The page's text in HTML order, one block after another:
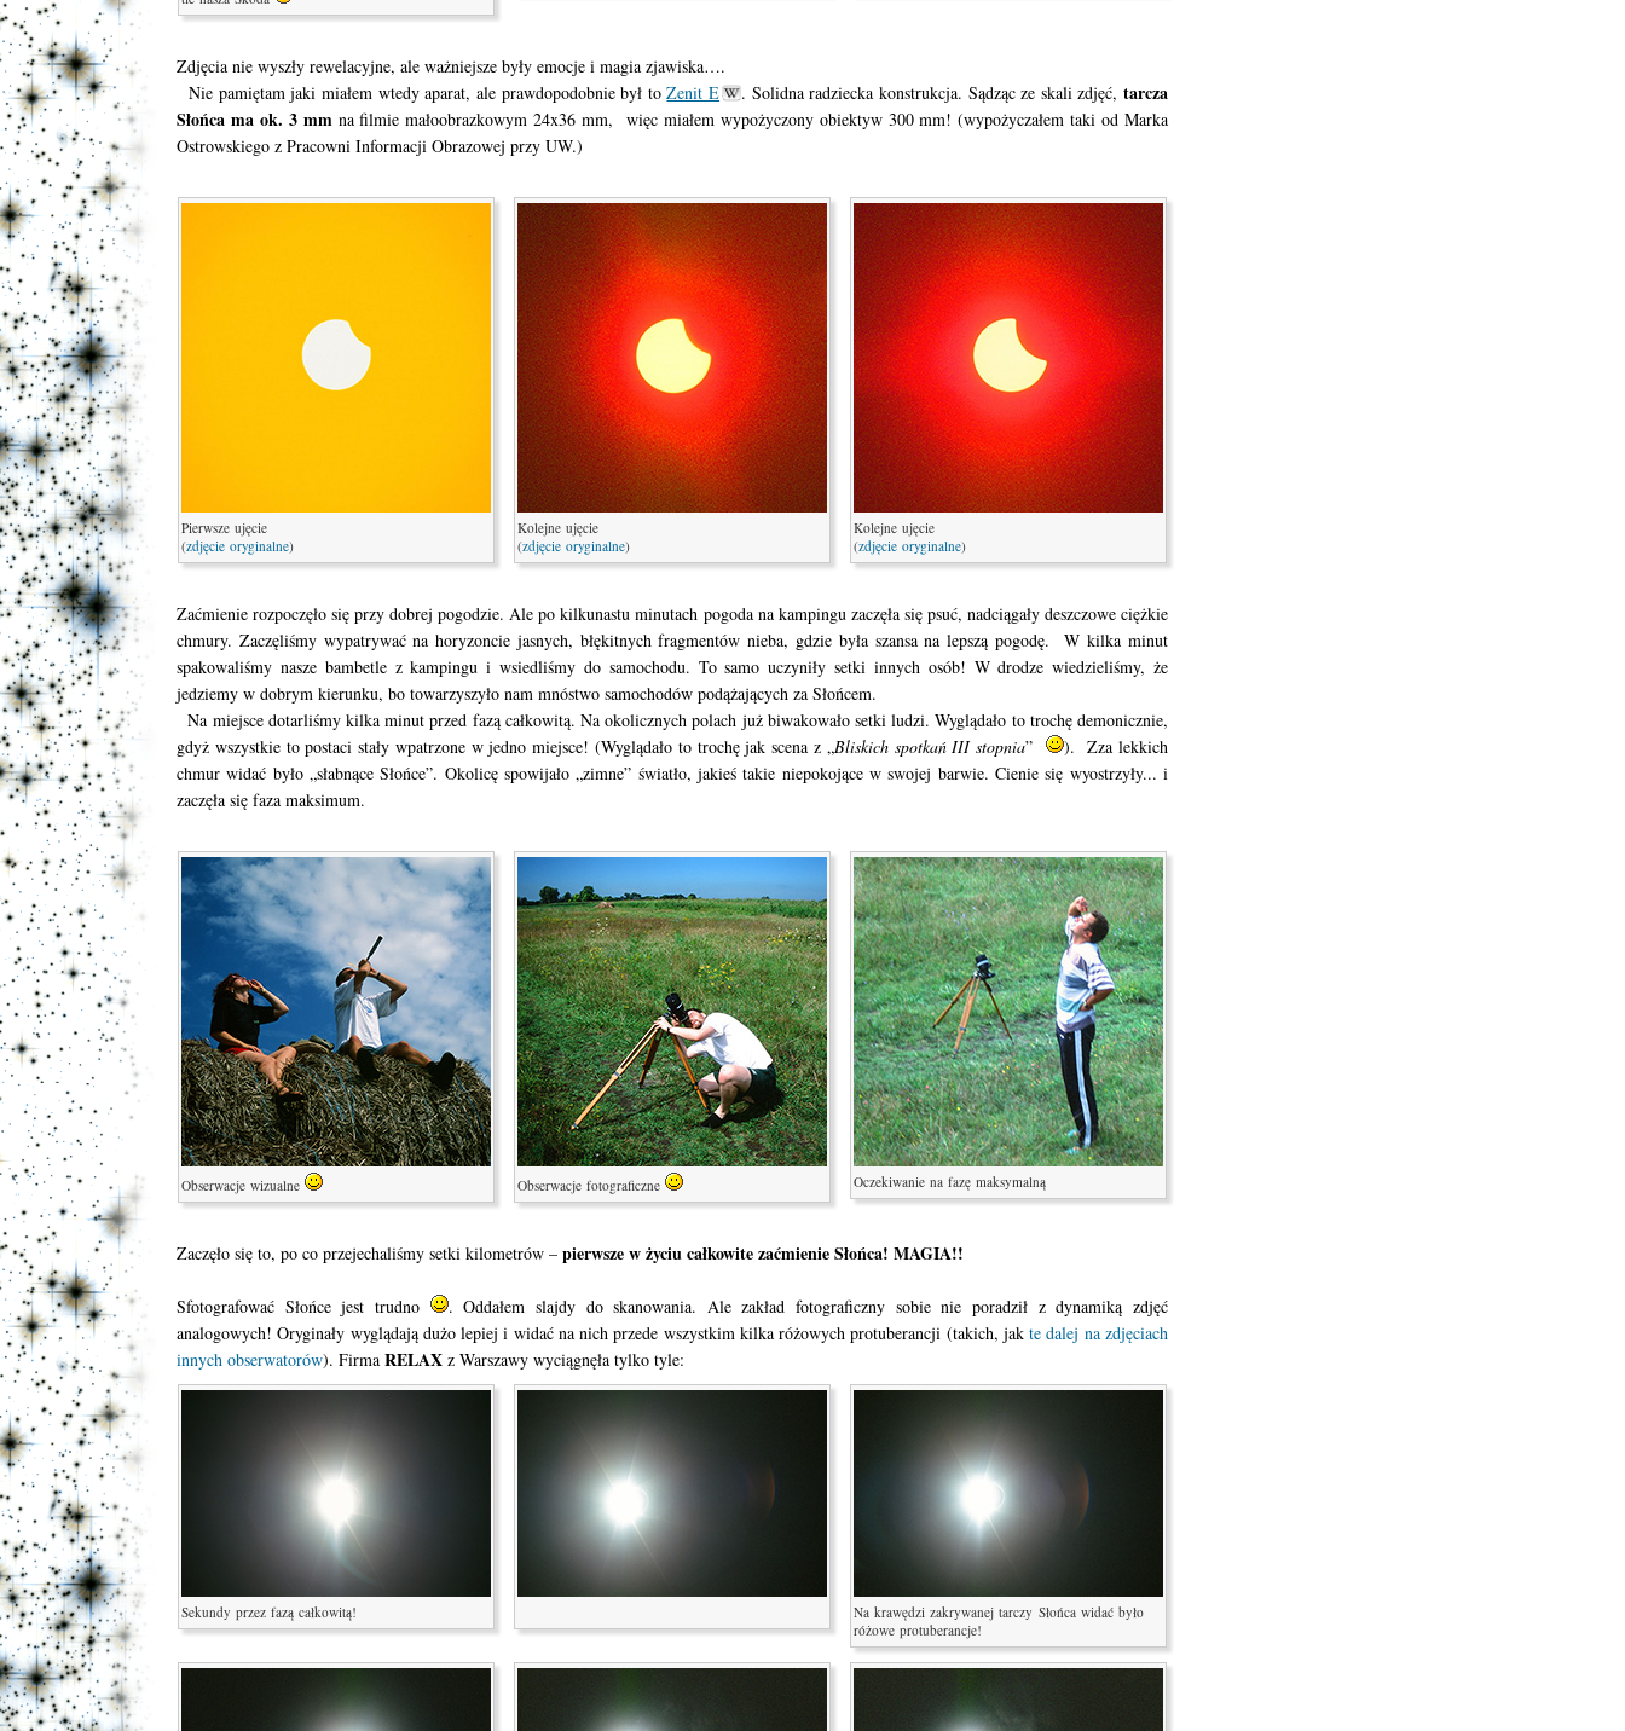
Zdjęcia nie wyszły rewelacyjne, ale ważniejsze były emocje i magia zjawiska….
Nie pamiętam jaki miałem wtedy aparat, ale prawdopodobnie był toZenit E . Solidna radziecka konstrukcja. Sądząc ze skali zdjęć,tarcza
Słońca ma ok. 3 mmna filmie małoobrazkowym 24x36 mm, więc miałem wypożyczony obiektyw 300 mm! (wypożyczałem taki od Marka
Ostrowskiego z Pracowni Informacji Obrazowej przy UW.)
Pierwsze ujęcie
(zdjęcie oryginalne)
Kolejne ujęcie
(zdjęcie oryginalne)
Kolejne ujęcie
(zdjęcie oryginalne)
Zaćmienie rozpoczęło się przy dobrej pogodzie. Ale po kilkunastu minutach pogoda na kampingu zaczęła się psuć, nadciągały deszczowe ciężkie
chmury. Zaczęliśmy wypatrywać na horyzoncie jasnych, błękitnych fragmentów nieba, gdzie była szansa na lepszą pogodę. W kilka minut
spakowaliśmy nasze bambetle z kampingu i wsiedliśmy do samochodu. To samo uczyniły setki innych osób! W drodze wiedzieliśmy, że
jedziemy w dobrym kierunku, bo towarzyszyło nam mnóstwo samochodów podążających za Słońcem.
Na miejsce dotarliśmy kilka minut przed fazą całkowitą. Na okolicznych polach już biwakowało setki ludzi. Wyglądało to trochę demonicznie,
gdyż wszystkie to postaci stały wpatrzone w jedno miejsce! (Wyglądało to trochę jak scena z „Bliskich spotkań III stopnia”
). Zza lekkich
chmur widać było „słabnące Słońce”. Okolicę spowijało „zimne” światło, jakieś takie niepokojące w swojej barwie. Cienie się wyostrzyły... i
zaczęła się faza maksimum.
Obserwacje wizualne Obserwacje fotograficzne Oczekiwanie na fazę maksymalną
Zaczęło się to, po co przejechaliśmy setki kilometrów – pierwsze w życiu całkowite zaćmienie Słońca! MAGIA!!
Sfotografować Słońce jest trudno
. Oddałem slajdy do skanowania. Ale zakład fotograficzny sobie nie poradził z dynamiką zdjęć
analogowych! Oryginały wyglądają dużo lepiej i widać na nich przede wszystkim kilka różowych protuberancji (takich, jakte dalej na zdjęciach
innych obserwatorów). Firma RELAX z Warszawy wyciągnęła tylko tyle:
Sekundy przez fazą całkowitą!
Na krawędzi zakrywanej tarczy Słońca widać było
różowe protuberancje!